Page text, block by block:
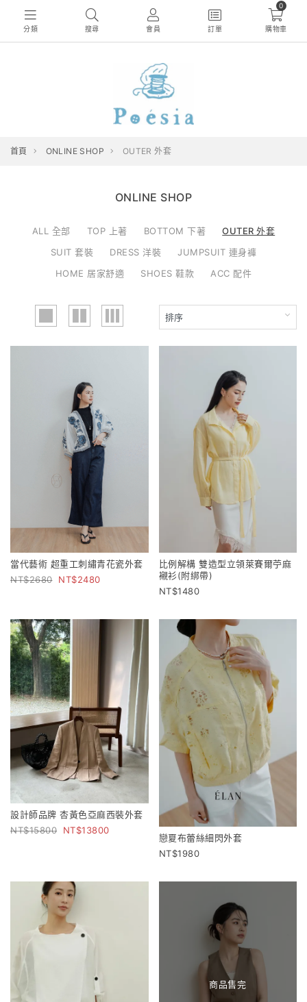
分類 搜尋 會員 訂單
0
購物車
首頁 ONLINE SHOP OUTER 外套
ONLINE SHOP
ALL 全部 TOP 上著 BOTTOM 下著
OUTER 外套
SUIT 套裝
DRESS 洋裝
JUMPSUIT 連身褲
HOME 居家舒適
SHOES 鞋款 ACC 配件
當代藝術 超重工刺繡青花瓷外套
2680
2480
比例解構 雙造型立領萊賽爾苧麻
襯衫(附綁帶)
1480
設計師品牌 杏黃色亞麻西裝外套
15800
13800
戀夏布蕾絲細閃外套
1980
商品售完